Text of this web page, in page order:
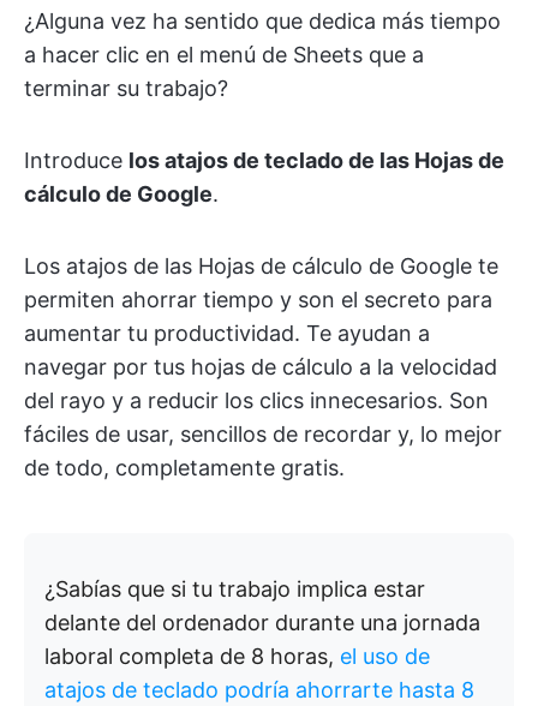
¿Alguna vez ha sentido que dedica más tiempo
a hacer clic en el menú de Sheets que a
terminar su trabajo?
Introduce los atajos de teclado de las Hojas de
cálculo de Google.
Los atajos de las Hojas de cálculo de Google te
permiten ahorrar tiempo y son el secreto para
aumentar tu productividad. Te ayudan a
navegar por tus hojas de cálculo a la velocidad
del rayo y a reducir los clics innecesarios. Son
fáciles de usar, sencillos de recordar y, lo mejor
de todo, completamente gratis.
¿Sabías que si tu trabajo implica estar
delante del ordenador durante una jornada
laboral completa de 8 horas, el uso de
atajos de teclado podría ahorrarte hasta 8